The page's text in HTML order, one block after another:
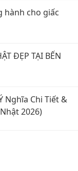
hành cho giấc
ĐẸP TẠI BẾN
Nghĩa Chi Tiết &
2026)